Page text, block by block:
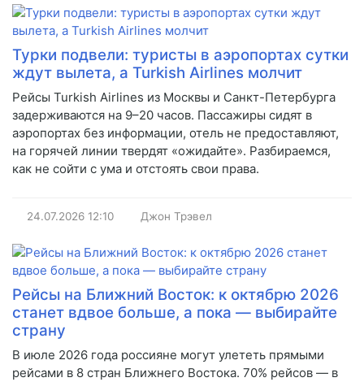
Турки подвели: туристы в аэропортах сутки
ждут вылета, а Turkish Airlines молчит
Рейсы Turkish Airlines из Москвы и Санкт-Петербурга
задерживаются на 9–20 часов. Пассажиры сидят в
аэропортах без информации, отель не предоставляют,
на горячей линии твердят «ожидайте». Разбираемся,
как не сойти с ума и отстоять свои права.
24.07.2026 12:10 Джон Трэвел
Рейсы на Ближний Восток: к октябрю 2026
станет вдвое больше, а пока — выбирайте
страну
В июле 2026 года россияне могут улететь прямыми
рейсами в 8 стран Ближнего Востока. 70% рейсов — в